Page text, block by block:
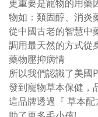
更重要是寵物的用藥
物如：類固醇、消炎
從中國古老的智慧中
調用最天然的方式從
藥物壓抑病情
所以我們認識了美國
發到寵物草本保健，
這品牌透過『 草本